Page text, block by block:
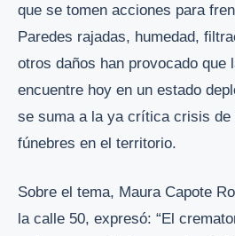
que se tomen acciones para
Paredes rajadas, humedad,
otros daños han provocado que
encuentre hoy en un estado
se suma a la ya crítica crisis
fúnebres en el territorio.
Sobre el tema, Maura Capote
la calle 50, expresó: “El